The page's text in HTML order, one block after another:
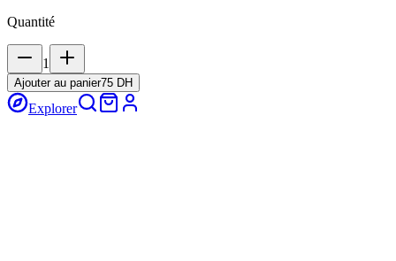
Quantité
1
Ajouter au panier75 DH
Explorer